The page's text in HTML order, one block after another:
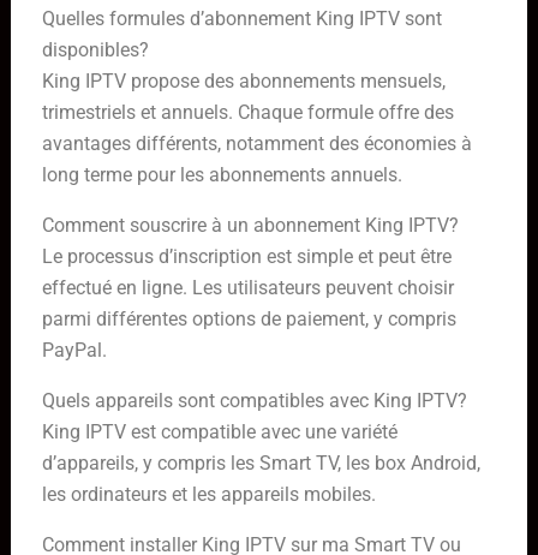
Quelles formules d’abonnement King IPTV sont
disponibles?
King IPTV propose des abonnements mensuels,
trimestriels et annuels. Chaque formule offre des
avantages différents, notamment des économies à
long terme pour les abonnements annuels.
Comment souscrire à un abonnement King IPTV?
Le processus d’inscription est simple et peut être
effectué en ligne. Les utilisateurs peuvent choisir
parmi différentes options de paiement, y compris
PayPal.
Quels appareils sont compatibles avec King IPTV?
King IPTV est compatible avec une variété
d’appareils, y compris les Smart TV, les box Android,
les ordinateurs et les appareils mobiles.
Comment installer King IPTV sur ma Smart TV ou